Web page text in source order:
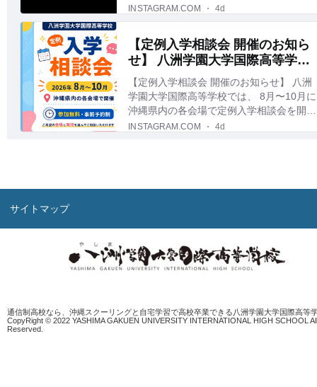
サイトマップ
通信制高校なら、沖縄スクーリングと自宅学習で高校卒業できる八洲学園大学国際高等
CopyRight © 2022 YASHIMA GAKUEN UNIVERSITY INTERNATIONAL HIGH SCHOOL
Reserved.